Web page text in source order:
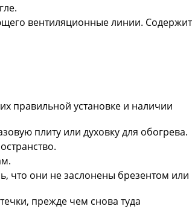
вентиляционные линии.
правильной установке и наличии
плиту или духовку для обогрева.
что они не заслонены брезентом или
прежде чем снова туда